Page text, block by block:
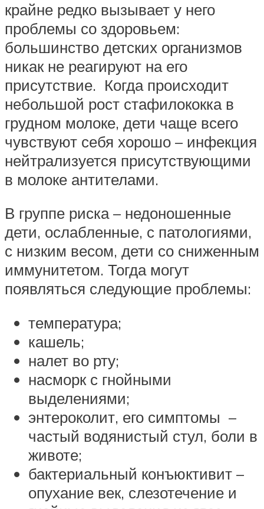
крайне редко вызывает у него
проблемы со здоровьем:
большинство детских организмов
никак не реагируют на его
присутствие. Когда происходит
небольшой рост стафилококка в
грудном молоке, дети чаще всего
чувствуют себя хорошо – инфекция
нейтрализуется присутствующими
в молоке антителами.
В группе риска – недоношенные
дети, ослабленные, с патологиями,
с низким весом, дети со сниженным
иммунитетом. Тогда могут
появляться следующие проблемы:
температура;
кашель;
налет во рту;
насморк с гнойными
выделениями;
энтероколит, его симптомы –
частый водянистый стул, боли в
животе;
бактериальный конъюктивит –
опухание век, слезотечение и